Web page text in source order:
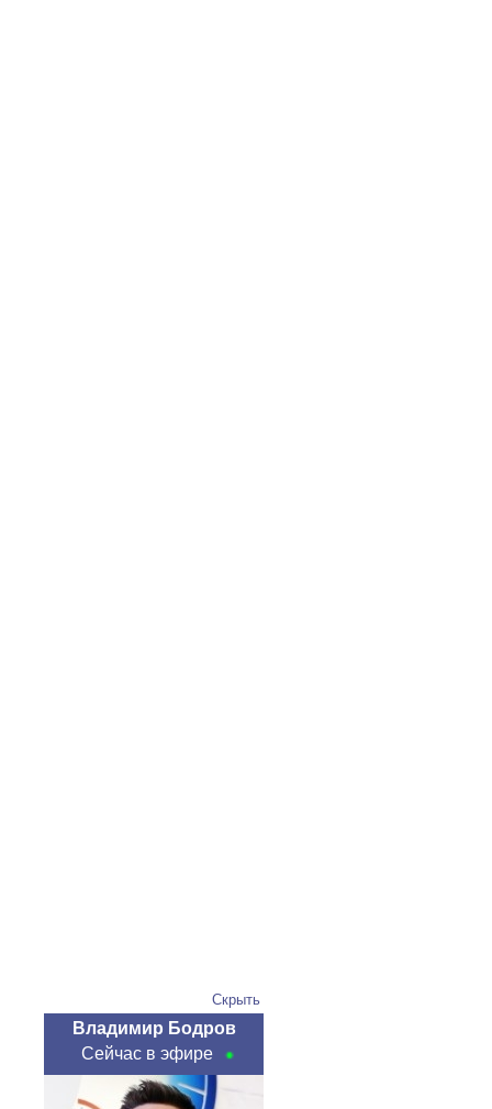
Скрыть
Владимир Бодров
Сейчас в эфире